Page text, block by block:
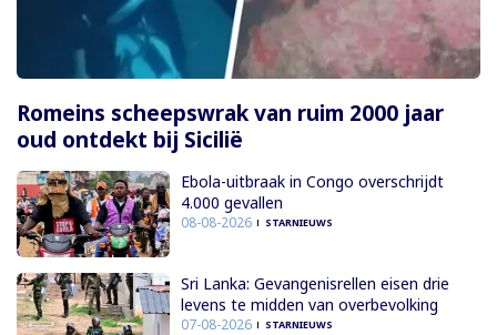
Romeins scheepswrak van ruim 2000 jaar
oud ontdekt bij Sicilië
Ebola-uitbraak in Congo overschrijdt
4.000 gevallen
08-08-2026 STARNIEUWS
Sri Lanka: Gevangenisrellen eisen drie
levens te midden van overbevolking
07-08-2026 STARNIEUWS